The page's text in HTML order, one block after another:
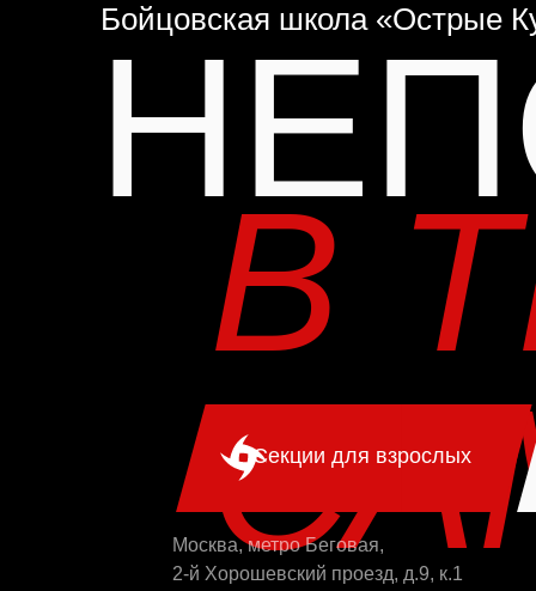
Секции для взрослых
Бойцовская школа «Острые
В
Москва, метро Беговая,
2-й Хорошевский проезд, д.9, к.1